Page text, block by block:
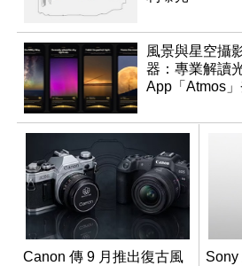
風景與星空攝
器：專業解讀
App「Atmos
Canon 傳 9 月推出復古風
Sony